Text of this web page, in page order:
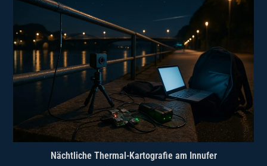
Nächtliche Thermal-Kartografie am Innufer